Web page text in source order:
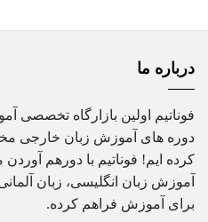
درباره ما
فوناتیم اولین بازارگاه تخصصی
دوره های آموزش زبان خارجی
کرده ایم! فوناتیم با دورهم
آموزش زبان انگلیسی، زبان
برای آموزش فراهم کرده.